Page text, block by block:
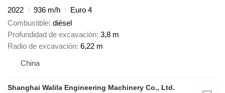
2022
936 m/h
Euro 4
Combustible diésel
Profundidad de excavación 3,8 m
Radio de excavación 6,22 m
China
Shanghai Walila Engineering Machinery Co., Ltd.